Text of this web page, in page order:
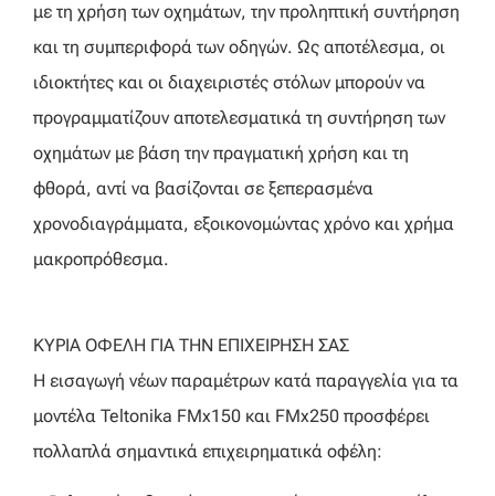
με τη χρήση των οχημάτων, την προληπτική συντήρηση
και τη συμπεριφορά των οδηγών. Ως αποτέλεσμα, οι
ιδιοκτήτες και οι διαχειριστές στόλων μπορούν να
προγραμματίζουν αποτελεσματικά τη συντήρηση των
οχημάτων με βάση την πραγματική χρήση και τη
φθορά, αντί να βασίζονται σε ξεπερασμένα
χρονοδιαγράμματα, εξοικονομώντας χρόνο και χρήμα
μακροπρόθεσμα.
ΚΥΡΙΑ ΟΦΕΛΗ ΓΙΑ ΤΗΝ ΕΠΙΧΕΙΡΗΣΗ ΣΑΣ
Η εισαγωγή νέων παραμέτρων κατά παραγγελία για τα
μοντέλα Teltonika FMx150 και FMx250 προσφέρει
πολλαπλά σημαντικά επιχειρηματικά οφέλη: